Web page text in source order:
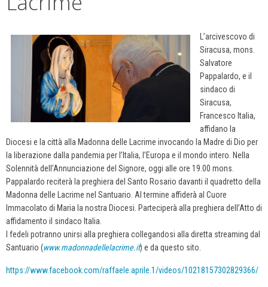
L’arcivescovo di
Siracusa, mons.
Salvatore
Pappalardo, e il
sindaco di
Siracusa,
Francesco Italia,
affidano la
Diocesi e la città alla Madonna delle Lacrime invocando la Madre di Dio per
la liberazione dalla pandemia per l’Italia, l’Europa e il mondo intero. Nella
Solennità dell’Annunciazione del Signore, oggi alle ore 19.00 mons.
Pappalardo reciterà la preghiera del Santo Rosario davanti il quadretto della
Madonna delle Lacrime nel Santuario. Al termine affiderà al Cuore
Immacolato di Maria la nostra Diocesi. Parteciperà alla preghiera dell’Atto di
affidamento il sindaco Italia.
I fedeli potranno unirsi alla preghiera collegandosi alla diretta streaming dal
Santuario (www.madonnadellelacrime.it) e da questo sito.
https://www.facebook.com/raffaele.aprile.1/videos/10218157302829366/